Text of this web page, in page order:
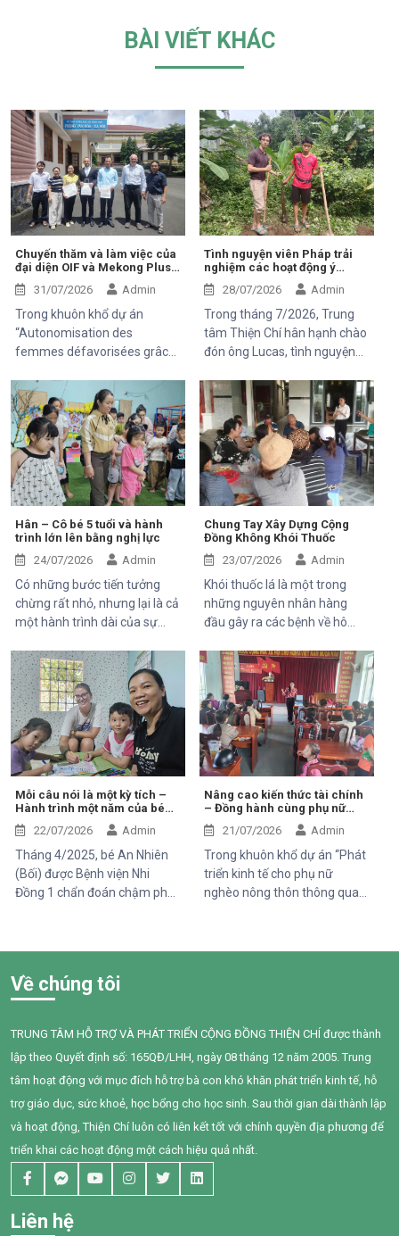
BÀI VIẾT KHÁC
Chuyến thăm và làm việc của
đại diện OIF và Mekong Plus
tại cộng đồng dự án
31/07/2026 Admin
Trong khuôn khổ dự án
“Autonomisation des
femmes défavorisées grâce
économique et à l'accès aux
soins de santé 2025–2028”,
Trung tâm Thiện Chí vinh dự
đón tiếp ông Kaloyan Kolev,
đại diện đơn vị tài trợ
Organisation internationale
de la Francophonie (OIF), và
ông Bernard Kervyn, đại diện
Mekong Plus, trong chuyến
công tác tại xã Tánh Linh, Bắc
Ruộng và Hàm Kiệm, tỉnh
Lâm Đồng.
Tình nguyện viên Pháp trải
nghiệm các hoạt động ý
nghĩa tại Trung tâm Thiện Chí
28/07/2026 Admin
Trong tháng 7/2026, Trung
tâm Thiện Chí hân hạnh chào
đón ông Lucas, tình nguyện
chuyến thăm và trải nghiệm
các hoạt động của dự án do
Mekong Plus tài trợ tại địa
phương.
Hân – Cô bé 5 tuổi và hành
trình lớn lên bằng nghị lực
24/07/2026
Admin
Có những bước tiến tưởng
chừng rất nhỏ, nhưng lại là cả
một hành trình dài của sự
vọng. Hân, cô bé 5 tuổi với nụ
cười trong trẻo, đã đến với
Trung tâm trong những ngày
đầu mang theo rất nhiều thử
thách. Ngay từ khi chào đời,
em phải đối mặt với nhiều vấn
đề về sức khỏe, khiến quá
trình phát triển chậm hơn so
với các bạn cùng trang lứa.
Những điều tưởng như rất
bình thường đối với một đứa
trẻ lại là những cột mốc đầy
gian nan đối với em.
Chung Tay Xây Dựng Cộng
Đồng Không Khói Thuốc
23/07/2026
Admin
Khói thuốc lá là một trong
những nguyên nhân hàng
đầu gây ra các bệnh về hô
Điều đáng lo ngại là không chỉ
người hút thuốc bị ảnh hưởng
mà những người xung quanh,
đặc biệt là trẻ em, phụ nữ
mang thai và người cao tuổi,
cũng phải đối mặt với nhiều
nguy cơ sức khỏe do hít phải
khói thuốc thụ động.
Mỗi câu nói là một kỳ tích –
Hành trình một năm của bé
An Nhiên (Bối)
22/07/2026 Admin
Tháng 4/2025, bé An Nhiên
(Bối) được Bệnh viện Nhi
Đồng 1 chẩn đoán chậm phát
gặp nhiều khó khăn trong
đạt nhu cầu của mình. Sau
một năm can thiệp với sự
đồng hành tận tâm của các
cô giáo, sự kiên trì của gia
đình và nỗ lực không ngừng
của chính Bối, em đã có
những bước tiến đầy tự hào.
Nâng cao kiến thức tài chính
– Đồng hành cùng phụ nữ
phát triển sinh kế bền vững
21/07/2026 Admin
Trong khuôn khổ dự án “Phát
triển kinh tế cho phụ nữ
nghèo nông thôn thông qua
khỏe giai đoạn 2025–2028”
kiến thức về quản lý chi tiêu
trong gia đình cho 95 phụ nữ
tại xã Tân Thành,Hàm Thuận
Nam.
Về chúng tôi
TRUNG TÂM HỖ TRỢ VÀ PHÁT TRIỂN CỘNG ĐỒNG THIỆN CHÍ được thành
lập theo Quyết định số: 165QĐ/LHH, ngày 08 tháng 12 năm 2005. Trung
tâm hoạt động với mục đích hỗ trợ bà con khó khăn phát triển kinh tế, hỗ
trợ giáo dục, sức khoẻ, học bổng cho học sinh. Sau thời gian dài thành lập
và hoạt động, Thiện Chí luôn có liên kết tốt với chính quyền địa phương để
triển khai các hoạt động một cách hiệu quả nhất.
Liên hệ